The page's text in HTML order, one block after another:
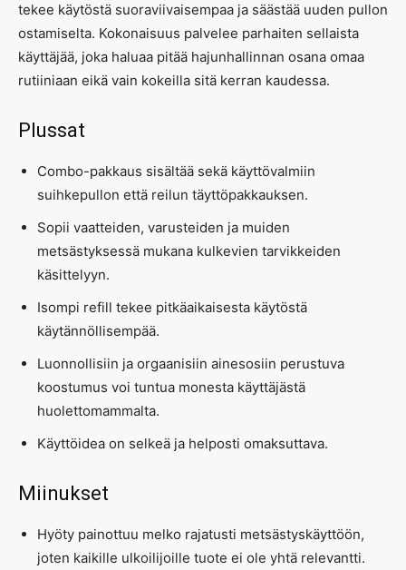
tekee käytöstä suoraviivaisempaa ja säästää uuden pullon
ostamiselta. Kokonaisuus palvelee parhaiten sellaista
käyttäjää, joka haluaa pitää hajunhallinnan osana omaa
rutiiniaan eikä vain kokeilla sitä kerran kaudessa.
Plussat
Combo-pakkaus sisältää sekä käyttövalmiin
suihkepullon että reilun täyttöpakkauksen.
Sopii vaatteiden, varusteiden ja muiden
metsästyksessä mukana kulkevien tarvikkeiden
käsittelyyn.
Isompi refill tekee pitkäaikaisesta käytöstä
käytännöllisempää.
Luonnollisiin ja orgaanisiin ainesosiin perustuva
koostumus voi tuntua monesta käyttäjästä
huolettomammalta.
Käyttöidea on selkeä ja helposti omaksuttava.
Miinukset
Hyöty painottuu melko rajatusti metsästyskäyttöön,
joten kaikille ulkoilijoille tuote ei ole yhtä relevantti.